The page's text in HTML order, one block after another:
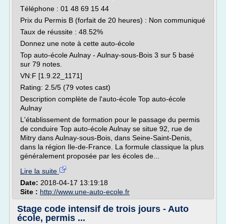
Téléphone : 01 48 69 15 44
Prix du Permis B (forfait de 20 heures) : Non communiqué
Taux de réussite : 48.52%
Donnez une note à cette auto-école
Top auto-école Aulnay - Aulnay-sous-Bois 3 sur 5 basé
sur 79 notes.
VN:F [1.9.22_1171]
Rating: 2.5/5 (79 votes cast)
Description complète de l'auto-école Top auto-école
Aulnay
L'établissement de formation pour le passage du permis
de conduire Top auto-école Aulnay se situe 92, rue de
Mitry dans Aulnay-sous-Bois, dans Seine-Saint-Denis,
dans la région Ile-de-France. La formule classique la plus
généralement proposée par les écoles de...
Lire la suite
Date: 2018-04-17 13:19:18
Site : http://www.une-auto-ecole.fr
Stage code intensif de trois jours - Auto
école, permis ...